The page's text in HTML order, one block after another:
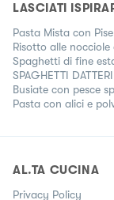
LASCIATI
Pasta Mista con
Risotto alle
Spaghetti di fine
SPAGHETTI
Busiate con pesce
Pasta con alici e
AL.TA CUCINA
Privacy Policy